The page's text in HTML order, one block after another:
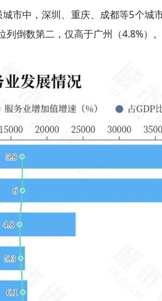
市中，深圳、重庆、成都等5个城
倒数第二，仅高于广州（4.8%）。